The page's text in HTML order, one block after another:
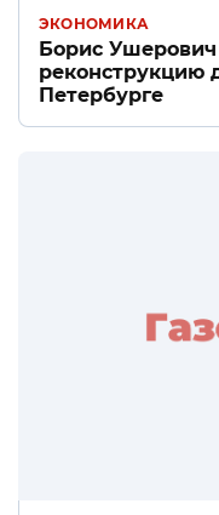
ЭКОНОМИКА
Борис
реконструкцию
Петербурге